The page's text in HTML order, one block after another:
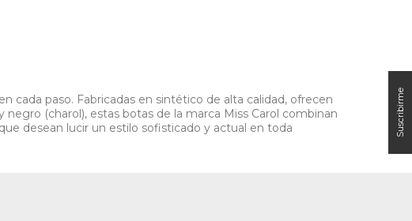
cada paso. Fabricadas en sintético de alta calidad, ofrecen
(charol), estas botas de la marca Miss Carol combinan
desean lucir un estilo sofisticado y actual en toda